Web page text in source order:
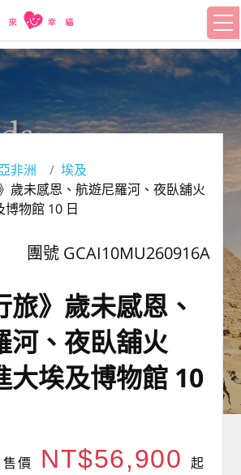
非洲
埃及
歲未感恩、航遊尼羅河、夜臥舖火
博物館 10 日
團號 GCAI10MU260916A
旅》歲未感恩、
河、夜臥舖火
大埃及博物館 10
售價 NT$56,900 起